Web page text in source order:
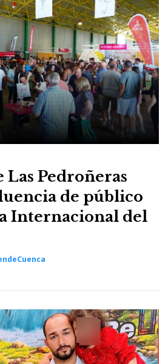
Las Pedroñeras
de público
Internacional del